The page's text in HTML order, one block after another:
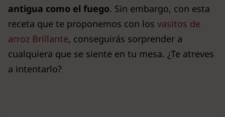
antigua como el fuego. Sin embargo, con esta
receta que te proponemos con los vasitos de
arroz Brillante, conseguirás sorprender a
cualquiera que se siente en tu mesa. ¿Te atreves
a intentarlo?